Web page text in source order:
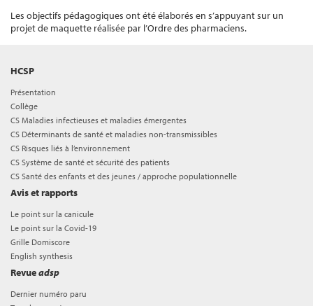
Les objectifs pédagogiques ont été élaborés en s’appuyant sur un
projet de maquette réalisée par l’Ordre des pharmaciens.
HCSP
Présentation
Collège
CS Maladies infectieuses et maladies émergentes
CS Déterminants de santé et maladies non-transmissibles
CS Risques liés à l’environnement
CS Système de santé et sécurité des patients
CS Santé des enfants et des jeunes / approche populationnelle
Avis et rapports
Le point sur la canicule
Le point sur la Covid-19
Grille Domiscore
English synthesis
Revueadsp
Dernier numéro paru